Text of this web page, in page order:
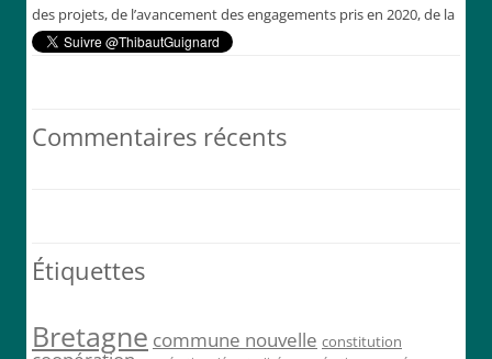
des projets, de l’avancement des engagements pris en 2020, de la
situation financière de la commune et échanges constructifs. ￼
7 h 57 min · 13 juin 2023
Commentaires récents
Étiquettes
Bretagne commune nouvelle constitution